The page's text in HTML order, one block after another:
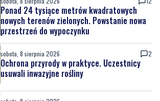
sobota, 8 sierpnia 2026
Ochrona przyrody w praktyce. Uczestnicy
usuwali inwazyjne rośliny
sobota, 8 sierpnia 2026
Ważna informacja dla kierowców! Zmiany w